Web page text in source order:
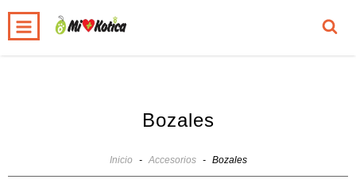
INICIO 0
Bozales
Inicio - Accesorios - Bozales